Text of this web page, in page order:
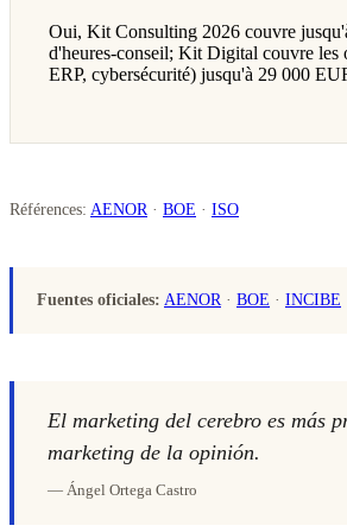
Oui, Kit Consulting 2026 couvre
d'heures-conseil; Kit Digital couvre les
ERP, cybersécurité) jusqu'à 29 000
Références: AENOR· BOE · ISO
Fuentes oficiales: AENOR· BOE · INCIBE
El marketing del cerebro es más
marketing de la opinión.
— Ángel Ortega Castro